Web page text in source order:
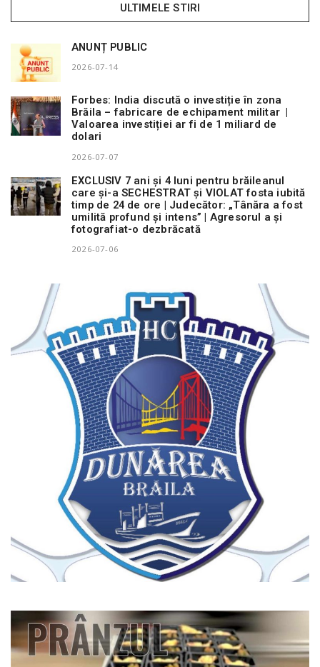
ULTIMELE STIRI
ANUNȚ PUBLIC
2026-07-14
Forbes: India discută o investiție în zona
Brăila – fabricare de echipament militar |
Valoarea investiției ar fi de 1 miliard de
dolari
2026-07-07
EXCLUSIV 7 ani și 4 luni pentru brăileanul
care și-a SECHESTRAT și VIOLAT fosta iubită
timp de 24 de ore | Judecător: „Tânăra a fost
umilită profund și intens” | Agresorul a și
fotografiat-o dezbrăcată
2026-07-06